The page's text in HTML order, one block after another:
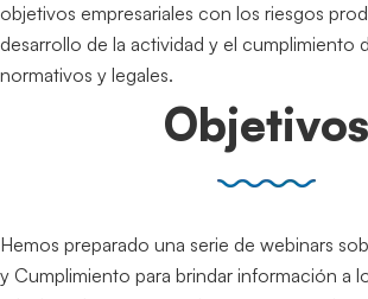
objetivos empresariales con los riesgos
desarrollo de la actividad y el cumplimiento
normativos y legales.
Objetivos
Hemos preparado una serie de webinars
y Cumplimiento para brindar información a